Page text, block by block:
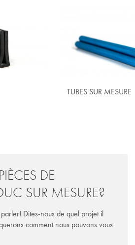
TUBES SUR MESURE
DE
SUR MESURE?
Dites-nous de quel projet il
comment nous pouvons vous